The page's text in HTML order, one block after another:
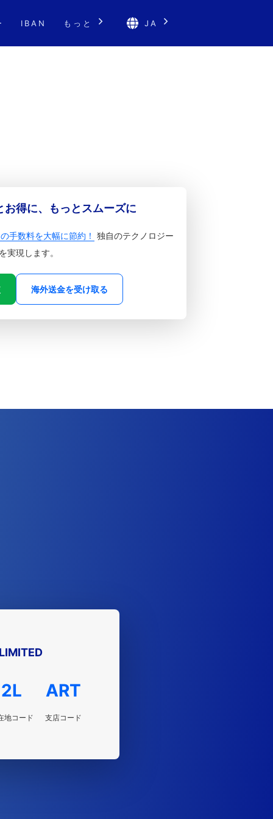
IBAN もっと JA
得に、もっとスムーズに
手数料を大幅に節約！ 独自のテクノロジー
実現します。
海外送金を受け取る
2L
地コード
ART
支店コード